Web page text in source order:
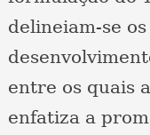
delineiam-se
entre os quais
enfatiza a